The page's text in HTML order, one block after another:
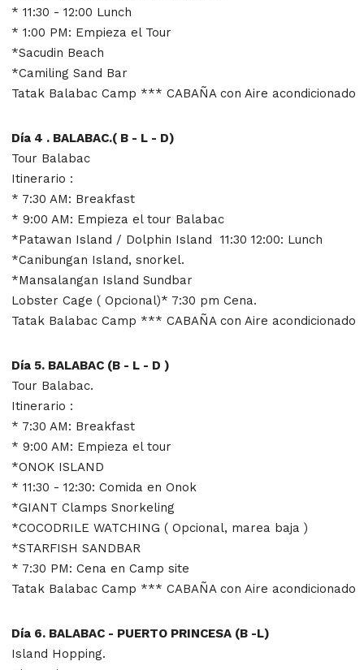
* 11:30 - 12:00 Lunch
* 1:00 PM: Empieza el Tour
*Sacudin Beach
*Camiling Sand Bar
Tatak Balabac Camp *** CABAÑA con Aire acondicionado
Día 4 . BALABAC.( B - L - D)
Tour Balabac
Itinerario :
* 7:30 AM: Breakfast
* 9:00 AM: Empieza el tour Balabac
*Patawan Island / Dolphin Island 11:30 12:00: Lunch
*Canibungan Island, snorkel.
*Mansalangan Island Sundbar
Lobster Cage ( Opcional)* 7:30 pm Cena.
Tatak Balabac Camp *** CABAÑA con Aire acondicionado
Día 5. BALABAC (B - L - D )
Tour Balabac.
Itinerario :
* 7:30 AM: Breakfast
* 9:00 AM: Empieza el tour
*ONOK ISLAND
* 11:30 - 12:30: Comida en Onok
*GIANT Clamps Snorkeling
*COCODRILE WATCHING ( Opcional, marea baja )
*STARFISH SANDBAR
* 7:30 PM: Cena en Camp site
Tatak Balabac Camp *** CABAÑA con Aire acondicionado
Día 6. BALABAC - PUERTO PRINCESA (B -L)
Island Hopping.